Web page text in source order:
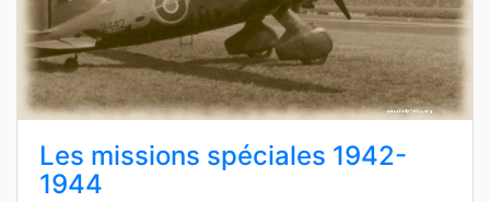
Les missions spéciales 1942-
1944